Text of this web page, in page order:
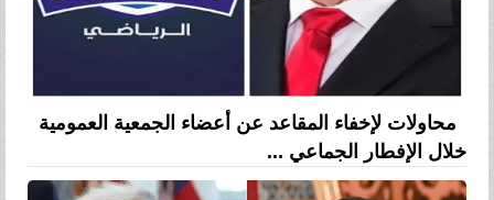
محاولات لإخفاء المقاعد عن أعضاء الجمعية العمومية
خلال الإفطار الجماعي ...